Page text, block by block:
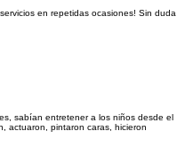
en repetidas ocasiones! Sin duda
sabían entretener a los niños desde el
actuaron, pintaron caras, hicieron